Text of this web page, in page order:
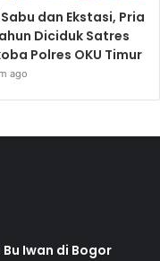
dan Ekstasi, Pria
Diciduk Satres
Polres OKU Timur
ago
Iwan di Bogor